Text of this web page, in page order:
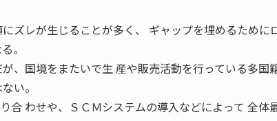
ズレが生じることが多く、 ギャップを埋めるために
。
、国境をまたいで生 産や販売活動を行っている多国
い。
合 わせや、ＳＣＭシステムの導入などによって 全体